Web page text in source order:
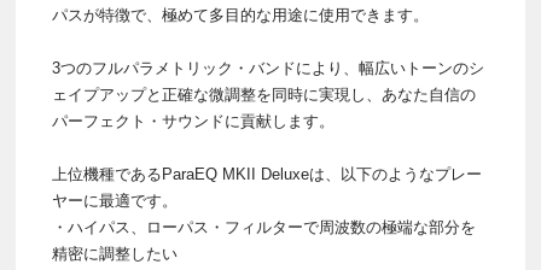
パスが特徴で、極めて多目的な用途に使用できます。
3つのフルパラメトリック・バンドにより、幅広いトーンのシ
ェイプアップと正確な微調整を同時に実現し、あなた自信の
パーフェクト・サウンドに貢献します。
上位機種であるParaEQ MKII Deluxeは、以下のようなプレー
ヤーに最適です。
・ハイパス、ローパス・フィルターで周波数の極端な部分を
精密に調整したい